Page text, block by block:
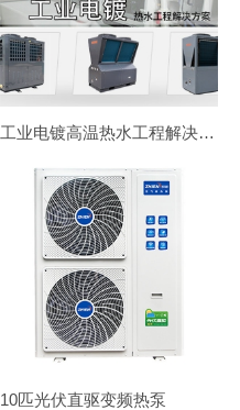
工业电镀高温热水工程解决方案
10匹光伏直驱变频热泵